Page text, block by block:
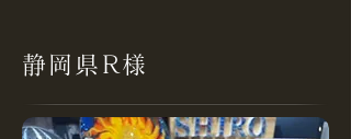
静岡県R様